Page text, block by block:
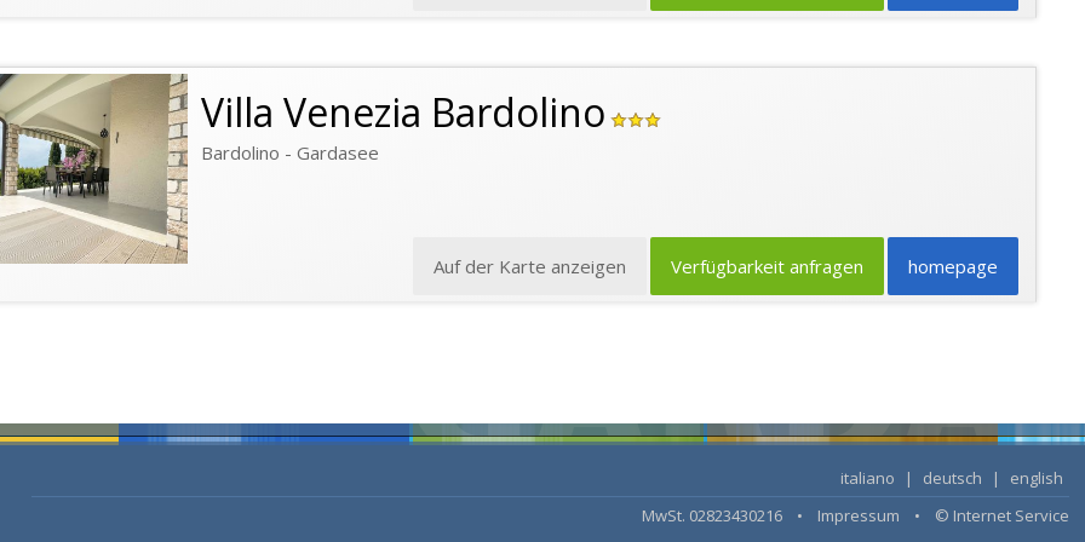
Villa Venezia Bardolino
Bardolino - Gardasee
homepage
Verfügbarkeit anfragen
Auf der Karte anzeigen
italiano | deutsch |
english
MwSt. 02823430216 • Impressum • © Internet Service